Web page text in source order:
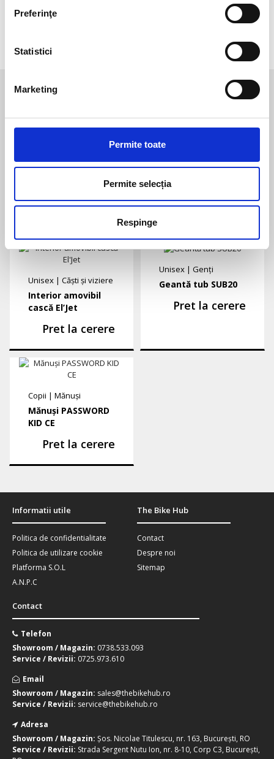
Preferinţe
Statistici
Marketing
Permite toate
Permite selecția
Respinge
Cască Jet El’JET
Pret la cerere
Geantă
impermeabilă
TELEPACK
Unisex | Căști și viziere
Interior amovibil
cască El’Jet
Pret la cerere
Unisex | Genți
Geantă tub SUB20
Pret la cerere
Copii | Mănuși
Mănuși PASSWORD
KID CE
Pret la cerere
Informatii utile
Politica de confidentialitate
Politica de utilizare cookie
Platforma S.O.L
A.N.P.C
The Bike Hub
Contact
Despre noi
Sitemap
Contact
Telefon
Showroom / Magazin: 0738.533.093
Service / Revizii: 0725.973.610
Email
Showroom / Magazin: sales@thebikehub.ro
Service / Revizii: service@thebikehub.ro
Adresa
Showroom / Magazin: Șos. Nicolae Titulescu, nr. 163, București, RO
Service / Revizii: Strada Sergent Nutu Ion, nr. 8-10, Corp C3, București,